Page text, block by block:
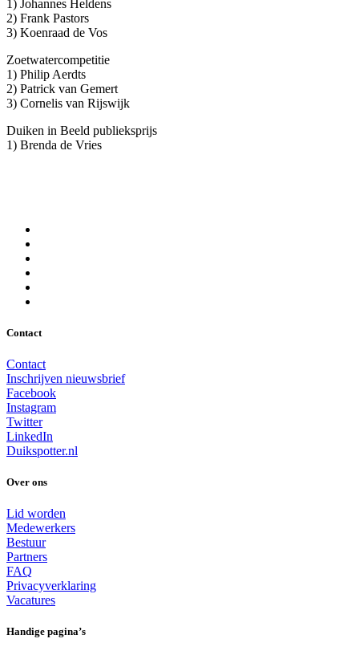
1) Johannes Heldens
2) Frank Pastors
3) Koenraad de Vos
Zoetwatercompetitie
1) Philip Aerdts
2) Patrick van Gemert
3) Cornelis van Rijswijk
Duiken in Beeld publieksprijs
1) Brenda de Vries
Contact
Contact
Inschrijven nieuwsbrief
Facebook
Instagram
Twitter
LinkedIn
Duikspotter.nl
Over ons
Lid worden
Medewerkers
Bestuur
Partners
FAQ
Privacyverklaring
Vacatures
Handige pagina’s